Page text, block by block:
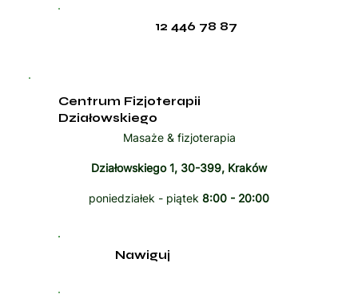
12 446 78 87
Centrum Fizjoterapii
Działowskiego
Masaże & fizjoterapia
Działowskiego 1, 30-399, Kraków
poniedziałek - piątek 8:00 - 20:00
Nawiguj